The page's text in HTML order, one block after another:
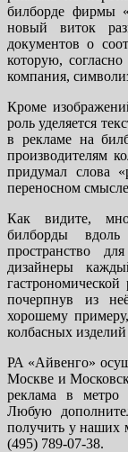
билборде фирмы
новый виток
документов о
которую,
компания,
Кроме
роль уделяется
в рекламе на
производителям
придумал слова
переносном
Как видите,
билборды
пространство
дизайнеры
почерпнув из
хорошему
колбасных
РА «Айвенго»
Москве и
реклама в
Любую
получить у наших
(495) 789-07-38.